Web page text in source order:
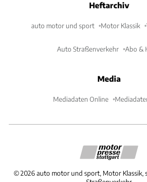
Heftarchiv
auto motor und sport Motor Klassik
Auto Straßenverkehr Abo &
Media
Mediadaten Online
©2026 auto motor und sport, Motor Klassik,